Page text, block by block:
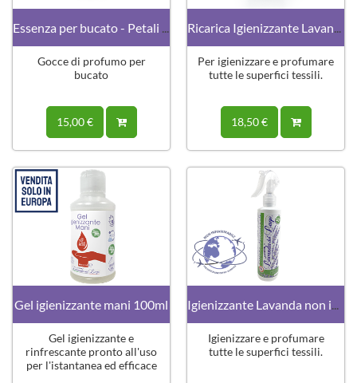
Essenza per bucato - Petali di primavera
Gocce di profumo per
bucato
15,00 €
Ricarica Igienizzante Lavanda
Per igienizzare e profumare
tutte le superfici tessili.
18,50 €
Gel igienizzante mani 100ml
Gel igienizzante e
rinfrescante pronto all'uso
per l'istantanea ed efficace
Igienizzare e profumare
tutte le superfici tessili.